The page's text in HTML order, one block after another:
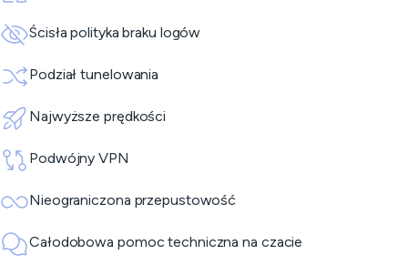
Ścisła polityka braku logów
Podział tunelowania
Najwyższe prędkości
Podwójny VPN
Nieograniczona przepustowość
Całodobowa pomoc techniczna na czacie